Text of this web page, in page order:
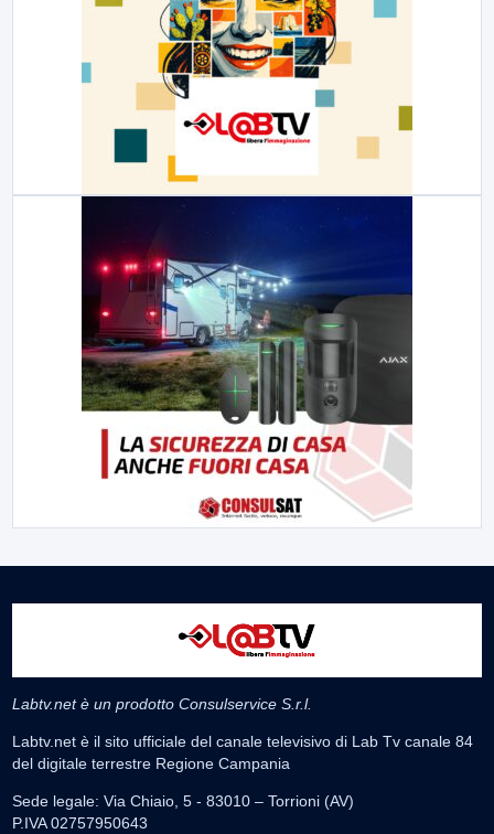
Labtv.net è un prodotto Consulservice S.r.l.
Labtv.net è il sito ufficiale del canale televisivo di Lab Tv canale 84
del digitale terrestre Regione Campania
Sede legale: Via Chiaio, 5 - 83010 – Torrioni (AV)
P.IVA 02757950643